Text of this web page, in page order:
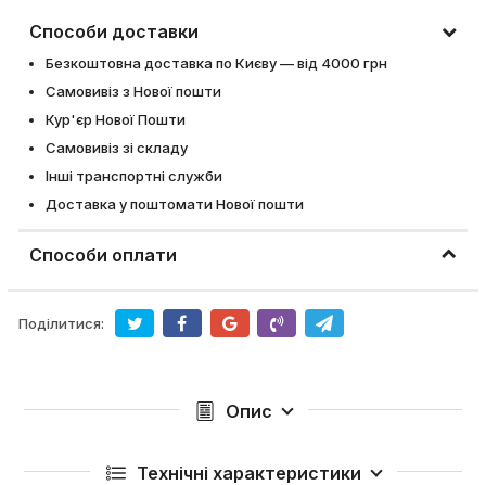
Способи доставки
Безкоштовна доставка по Києву — від 4000 грн
Самовивіз з Нової пошти
Кур'єр Нової Пошти
Самовивіз зі складу
Інші транспортні служби
Доставка у поштомати Нової пошти
Способи оплати
Поділитися:
Опис
Технічні характеристики